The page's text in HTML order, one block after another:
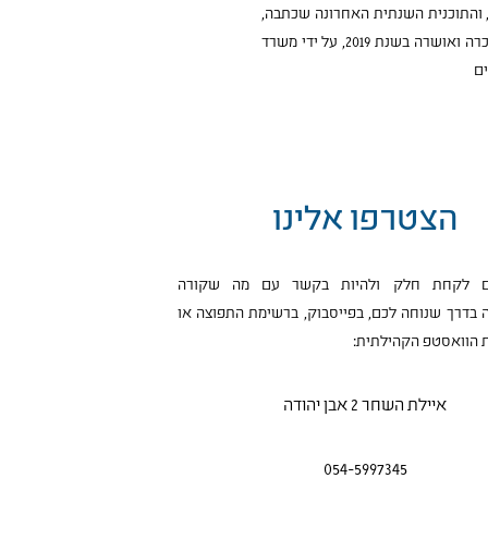
והתוכנית השנתית האחרונה שכתבה,
בתרבות ישראל, לכיתות ה', הוכרה ואושרה בשנת 2019, על ידי משרד
הצטרפו אלינו
לקחת חלק ולהיות בקשר עם מה שקורה
בדרך שנוחה לכם, בפייסבוק, ברשימת התפוצה או
הוואסטפ הקהילתית:
איילת השחר 2 אבן יהודה
054-5997345